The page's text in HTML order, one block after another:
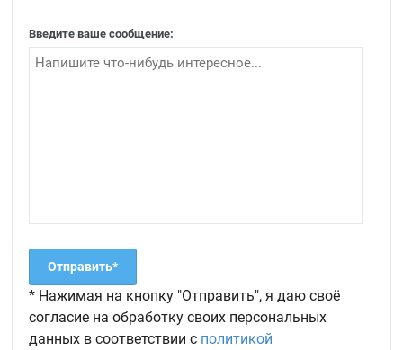
Введите ваше сообщение:
* Нажимая на кнопку "Отправить", я даю своё
согласие на обработку своих персональных
данных в соответствии с политикой